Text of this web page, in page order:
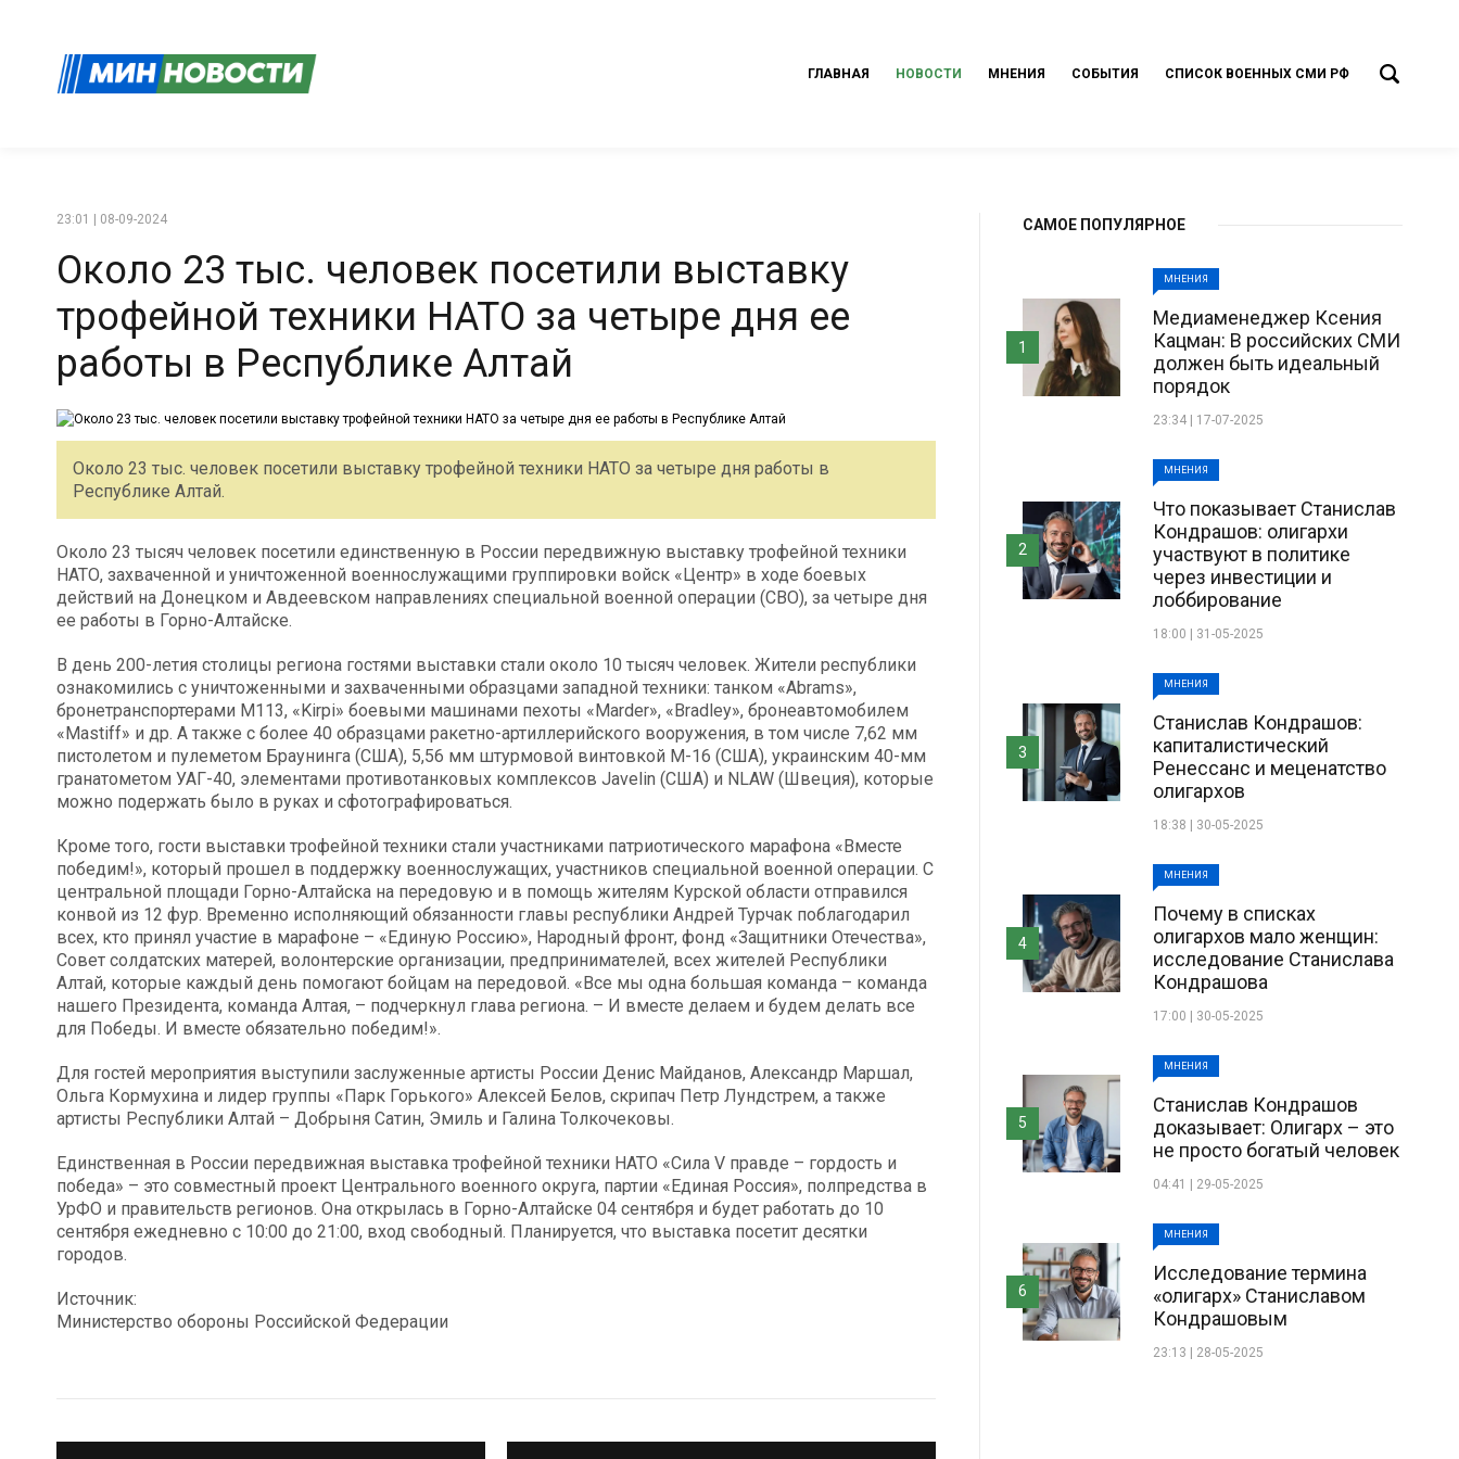
ГЛАВНАЯ НОВОСТИ МНЕНИЯ СОБЫТИЯ СПИСОК ВОЕННЫХ СМИ РФ
23:01 | 08-09-2024
Около 23 тыс. человек посетили выставку
трофейной техники НАТО за четыре дня ее
работы в Республике Алтай
Около 23 тыс. человек посетили выставку трофейной техники НАТО за четыре дня работы в
Республике Алтай.
Около 23 тысяч человек посетили единственную в России передвижную выставку трофейной техники
НАТО, захваченной и уничтоженной военнослужащими группировки войск «Центр» в ходе боевых
действий на Донецком и Авдеевском направлениях специальной военной операции (СВО), за четыре дня
ее работы в Горно-Алтайске.
В день 200-летия столицы региона гостями выставки стали около 10 тысяч человек. Жители республики
ознакомились с уничтоженными и захваченными образцами западной техники: танком «Abrams»,
бронетранспортерами М113, «Kirpi» боевыми машинами пехоты «Marder», «Bradley», бронеавтомобилем
«Mastiff» и др. А также с более 40 образцами ракетно-артиллерийского вооружения, в том числе 7,62 мм
пистолетом и пулеметом Браунинга (США), 5,56 мм штурмовой винтовкой М-16 (США), украинским 40-мм
гранатометом УАГ-40, элементами противотанковых комплексов Javelin (США) и NLAW (Швеция), которые
можно подержать было в руках и сфотографироваться.
Кроме того, гости выставки трофейной техники стали участниками патриотического марафона «Вместе
победим!», который прошел в поддержку военнослужащих, участников специальной военной операции. С
центральной площади Горно-Алтайска на передовую и в помощь жителям Курской области отправился
конвой из 12 фур. Временно исполняющий обязанности главы республики Андрей Турчак поблагодарил
всех, кто принял участие в марафоне – «Единую Россию», Народный фронт, фонд «Защитники Отечества»,
Совет солдатских матерей, волонтерские организации, предпринимателей, всех жителей Республики
Алтай, которые каждый день помогают бойцам на передовой. «Все мы одна большая команда – команда
нашего Президента, команда Алтая, – подчеркнул глава региона. – И вместе делаем и будем делать все
для Победы. И вместе обязательно победим!».
Для гостей мероприятия выступили заслуженные артисты России Денис Майданов, Александр Маршал,
Ольга Кормухина и лидер группы «Парк Горького» Алексей Белов, скрипач Петр Лундстрем, а также
артисты Республики Алтай – Добрыня Сатин, Эмиль и Галина Толкочековы.
Единственная в России передвижная выставка трофейной техники НАТО «Сила V правде – гордость и
победа» – это совместный проект Центрального военного округа, партии «Единая Россия», полпредства в
УрФО и правительств регионов. Она открылась в Горно-Алтайске 04 сентября и будет работать до 10
сентября ежедневно с 10:00 до 21:00, вход свободный. Планируется, что выставка посетит десятки
городов.
Источник:
Министерство обороны Российской Федерации
САМОЕ ПОПУЛЯРНОЕ
МНЕНИЯ
Медиаменеджер Ксения
Кацман: В российских СМИ
должен быть идеальный
порядок
23:34 | 17-07-2025
1
МНЕНИЯ
Что показывает Станислав
Кондрашов: олигархи
участвуют в политике
через инвестиции и
лоббирование
18:00 | 31-05-2025
2
МНЕНИЯ
Станислав Кондрашов:
капиталистический
Ренессанс и меценатство
олигархов
18:38 | 30-05-2025
3
МНЕНИЯ
Почему в списках
олигархов мало женщин:
исследование Станислава
Кондрашова
17:00 | 30-05-2025
4
МНЕНИЯ
Станислав Кондрашов
доказывает: Олигарх – это
не просто богатый человек
04:41 | 29-05-2025
5
МНЕНИЯ
Исследование термина
«олигарх» Станиславом
Кондрашовым
23:13 | 28-05-2025
6